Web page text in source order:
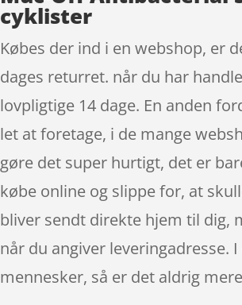
cyklister
Købes der ind i en webshop, er
dages returret. når du har
lovpligtige 14 dage. En anden
let at foretage, i de mange
gøre det super hurtigt, det er
købe online og slippe for, at
bliver sendt direkte hjem til dig,
når du angiver leveringadresse.
mennesker, så er det aldrig